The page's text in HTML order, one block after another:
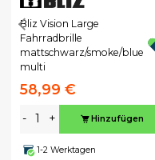
Bliz Vision Large
Fahrradbrille
mattschwarz/smoke/blue
multi
58,99 €
- + Hinzufügen
1-2 Werktagen